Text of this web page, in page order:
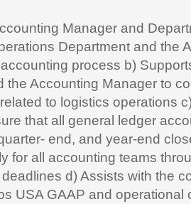
Manager and
Department and the
process b)
the Accounting Manager to
to logistics operations
that all general ledger
end, and year-end
for all accounting teams
d) Assists with the
USA GAAP and operational